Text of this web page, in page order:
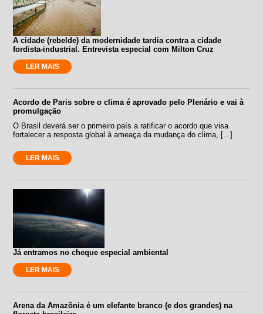
A cidade (rebelde) da modernidade tardia contra a cidade
fordista-industrial. Entrevista especial com Milton Cruz
LER MAIS
Acordo de Paris sobre o clima é aprovado pelo Plenário e vai à
promulgação
O Brasil deverá ser o primeiro país a ratificar o acordo que visa
fortalecer a resposta global à ameaça da mudança do clima, [...]
LER MAIS
Já entramos no cheque especial ambiental
LER MAIS
Arena da Amazônia é um elefante branco (e dos grandes) na